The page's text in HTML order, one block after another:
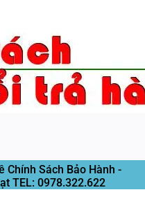
Chính Sách Bảo Hành -
TEL: 0978.322.622